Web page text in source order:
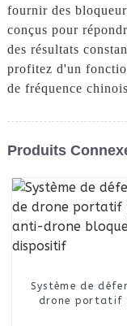
fournir des
conçus pour
des résultats
profitez d'un
de fréquence
Produits
Système de
drone portatif